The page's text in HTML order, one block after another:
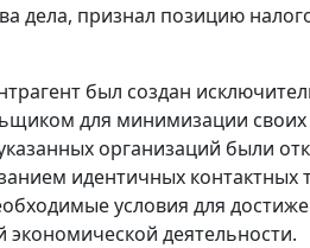
дела, признал позицию
был создан
для минимизации
организаций были
идентичных контактных
условия для
экономической деятельности.